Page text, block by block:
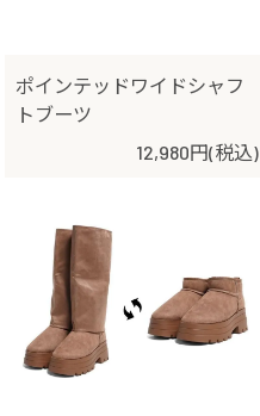
ポインテッドワイドシャフ
トブーツ
12,980円(税込)